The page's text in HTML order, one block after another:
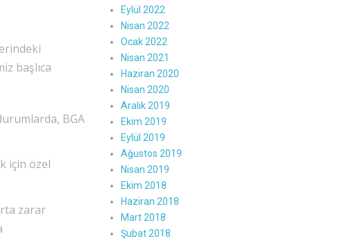
başlıca
BGA
için özel
zarar
Eylül 2022
Nisan 2022
Ocak 2022
Nisan 2021
Haziran 2020
Nisan 2020
Aralık 2019
Ekim 2019
Eylül 2019
Ağustos 2019
Nisan 2019
Ekim 2018
Haziran 2018
Mart 2018
Şubat 2018